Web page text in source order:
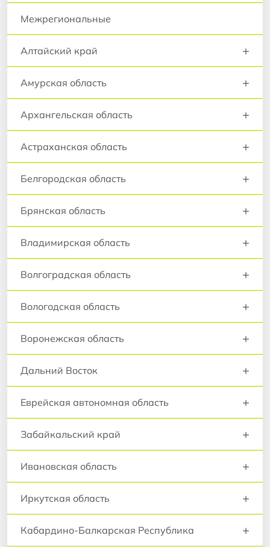
Межрегиональные
Алтайский край +
Амурская область +
Архангельская область +
Астраханская область +
Белгородская область +
Брянская область +
Владимирская область +
Волгоградская область +
Вологодская область +
Воронежская область +
Дальний Восток +
Еврейская автономная область +
Забайкальский край +
Ивановская область +
Иркутская область +
Кабардино-Балкарская Республика +